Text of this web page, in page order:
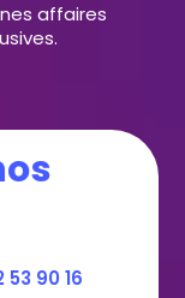
affaires
53 90 16